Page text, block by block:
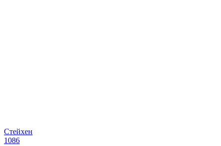
Стейхен
1086